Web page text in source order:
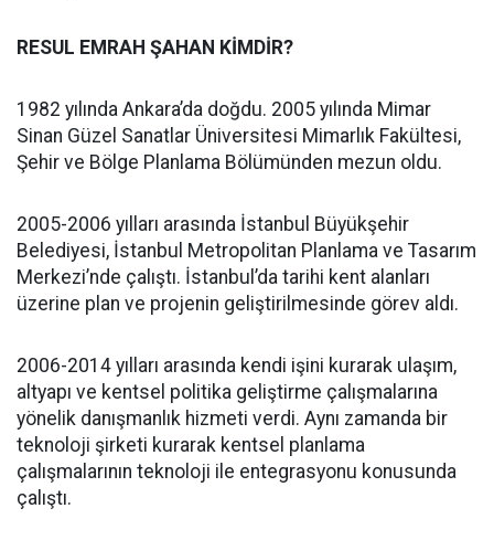
RESUL EMRAH ŞAHAN KİMDİR?
1982 yılında Ankara’da doğdu. 2005 yılında Mimar
Sinan Güzel Sanatlar Üniversitesi Mimarlık Fakültesi,
Şehir ve Bölge Planlama Bölümünden mezun oldu.
2005-2006 yılları arasında İstanbul Büyükşehir
Belediyesi, İstanbul Metropolitan Planlama ve Tasarım
Merkezi’nde çalıştı. İstanbul’da tarihi kent alanları
üzerine plan ve projenin geliştirilmesinde görev aldı.
2006-2014 yılları arasında kendi işini kurarak ulaşım,
altyapı ve kentsel politika geliştirme çalışmalarına
yönelik danışmanlık hizmeti verdi. Aynı zamanda bir
teknoloji şirketi kurarak kentsel planlama
çalışmalarının teknoloji ile entegrasyonu konusunda
çalıştı.